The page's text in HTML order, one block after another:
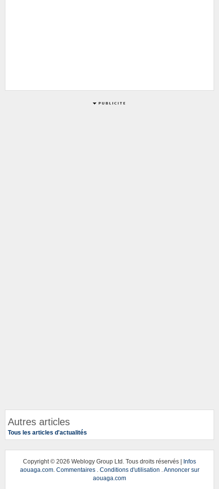
Autres articles
Tous les articles d'actualités
Copyright © 2026 Weblogy Group Ltd. Tous droits réservés |
Infos
aouaga.com. Commentaires. Conditions d'utilisation .Annoncer sur
aouaga.com